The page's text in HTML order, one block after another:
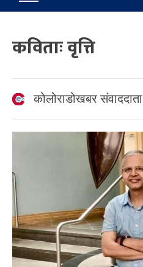
कविताः वृत्ति
कोलोराडोखबर संवाददाता